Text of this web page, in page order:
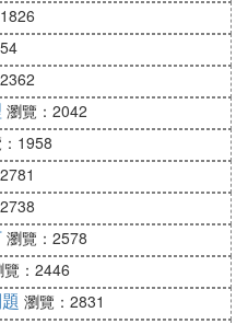
否喝牛尿，他們
庭福利部部長說，相關部
作葯物和治療癌症。這位
強大，可以治療健康問
自印度政府高官的口
印度這樣奇葩的國家才
看來有些可笑，肯定不知
味道如何，不過，印度有
瀏覽：2042
1958
瀏覽：2578
覽：2446
瀏覽：2831